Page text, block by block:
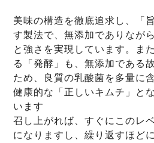
美味の構造を徹底追求し、「
す製法で、無添加でありなが
と強さを実現しています。ま
る「発酵」も、無添加である
ため、良質の乳酸菌を多量に
健康的な「正しいキムチ」と
います
召し上がれば、すぐにこのレ
になりますし、繰り返すほど